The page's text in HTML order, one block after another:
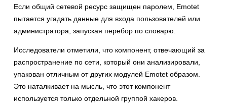
Если общий сетевой ресурс защищен паролем, Emotet
пытается угадать данные для входа пользователей или
администратора, запуская перебор по словарю.
Исследователи отметили, что компонент, отвечающий за
распространение по сети, который они анализировали,
упакован отличным от других модулей Emotet образом.
Это наталкивает на мысль, что этот компонент
используется только отдельной группой хакеров.